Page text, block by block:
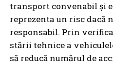
transport convenabil și
reprezenta un risc dacă
responsabil. Prin
stării tehnice a
să reducă numărul de